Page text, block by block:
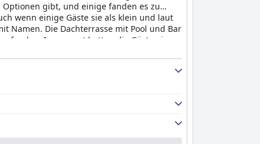
gibt, und einige fanden es zu
wenn einige Gäste sie als klein und laut
Namen. Die Dachterrasse mit Pool und Bar
Insgesamt hatten die Gäste einen